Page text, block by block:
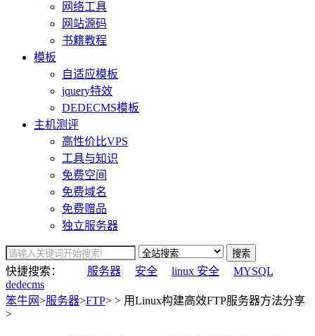
网络工具
网站源码
书籍教程
模板
自适应模板
jquery特效
DEDECMS模板
主机测评
高性价比VPS
工具与知识
免费空间
免费域名
免费赠品
独立服务器
搜索
快捷搜索： 服务器 安全 linux 安全
MYSQL
dedecms
笨牛网>服务器>FTP> > 用Linux构建高效FTP服务器方法分享
>